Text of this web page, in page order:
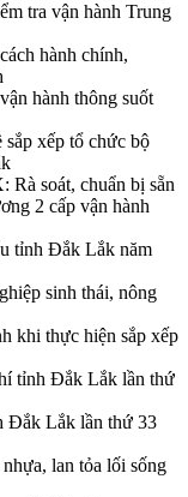
tra vận hành Trung
hành chính,
hành thông suốt
xếp tổ chức bộ
soát, chuẩn bị sẵn
2 cấp vận hành
tỉnh Đắk Lắk năm
sinh thái, nông
khi thực hiện sắp xếp
tỉnh Đắk Lắk lần thứ
Đắk Lắk lần thứ 33
lan tỏa lối sống